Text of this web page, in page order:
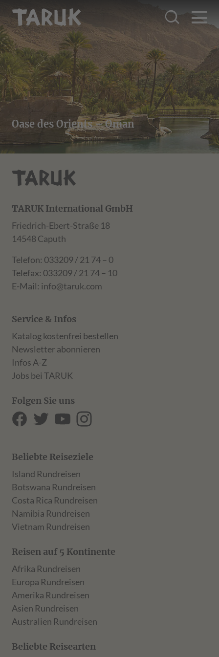
Oase des Orients – Oman
TARUK International GmbH
Friedrich-Ebert-Straße 18
14548 Caputh
Telefon: 033209 / 21 74 – 0
Telefax: 033209 / 21 74 – 10
E-Mail: info@taruk.com
Service & Infos
Katalog kostenfrei bestellen
Newsletter abonnieren
Infos A-Z
Jobs bei TARUK
Folgen Sie uns
Beliebte Reiseziele
Island Rundreisen
Botswana Rundreisen
Costa Rica Rundreisen
Namibia Rundreisen
Vietnam Rundreisen
Reisen auf 5 Kontinente
Afrika Rundreisen
Europa Rundreisen
Amerika Rundreisen
Asien Rundreisen
Australien Rundreisen
Beliebte Reisearten